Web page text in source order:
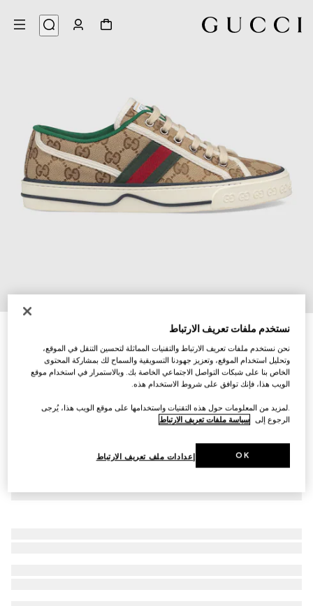
Virtual Try-On
SAR 2,300
نستخدم ملفات تعريف الارتباط
نحن نستخدم ملفات تعريف الارتباط والتقنيات المماثلة لتحسين التنقل في الموقع،
وتحليل استخدام الموقع، وتعزيز جهودنا التسويقية والسماح لك بمشاركة المحتوى
الخاص بنا على شبكات التواصل الاجتماعي الخاصة بك. وبالاستمرار في استخدام موقع
الويب هذا، فإنك توافق على شروط الاستخدام هذه.
.لمزيد من المعلومات حول هذه التقنيات واستخدامها على موقع الويب هذا، يُرجى
الرجوع إلى سياسة ملفات تعريف الارتباط
إعدادات ملف تعريف الارتباط OK